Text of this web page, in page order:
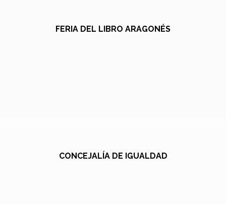
FERIA DEL LIBRO ARAGONÉS
CONCEJALÍA DE IGUALDAD